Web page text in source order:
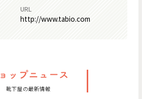
URL
http://www.tabio.com
靴下屋の最新情報